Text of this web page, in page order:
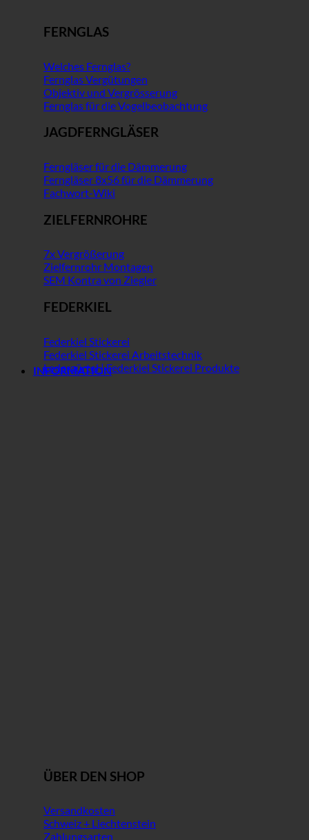
FERNGLAS
Welches Fernglas?
Fernglas Vergütungen
Objektiv und Vergrösserung
Fernglas für die Vogelbeobachtung
JAGDFERNGLÄSER
Ferngläser für die Dämmerung
Ferngläser 8x56 für die Dämmerung
Fachwort-Wiki
ZIELFERNROHRE
7x Vergrößerung
Zielfernrohr Montagen
SEM Kontra von Ziegler
FEDERKIEL
Federkiel Stickerei
Federkiel Stickerei Arbeitstechnik
Ledergürtel | Federkiel Stickerei Produkte
INFORMATION
ÜBER DEN SHOP
Versandkosten
Schweiz + Liechtenstein
Zahlungsarten